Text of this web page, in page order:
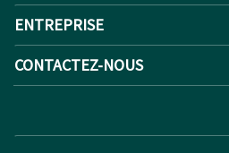
ENTREPRISE
CONTACTEZ-NOUS